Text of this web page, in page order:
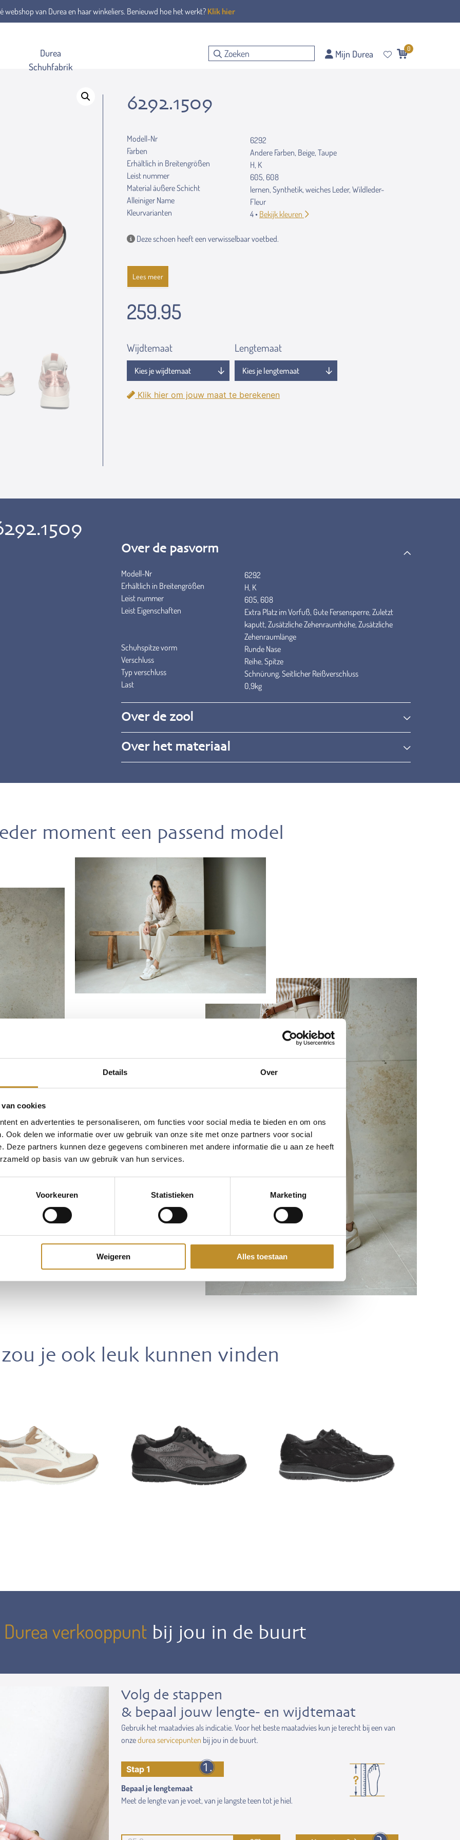
Details Over
cookies
en advertenties te personaliseren, om functies voor social media te bieden en om ons
Ook delen we informatie over uw gebruik van onze site met onze partners voor social
Deze partners kunnen deze gegevens combineren met andere informatie die u aan ze heeft
op basis van uw gebruik van hun services.
Voorkeuren Statistieken Marketing
Weigeren Alles toestaan
webshop van Durea en haar winkeliers. Benieuwd hoe het werkt? Klik hier
Durea
Schuhfabrik
Mijn Durea 0
6292.1509
Modell-Nr
6292
Farben
Andere Farben, Beige, Taupe
Erhältlich in Breitengrößen
H, K
Leist nummer
605, 608
Material äußere Schicht
lernen, Synthetik, weiches Leder, Wildleder-
Alleiniger Name
Fleur
Kleurvarianten
4 • Bekijk kleuren
Deze schoen heeft een verwisselbaar voetbed.
Lees meer
259.95
Wijdtemaat Lengtemaat
Klik hier om jouw maat te berekenen
Over de pasvorm
Modell-Nr
6292
Erhältlich in Breitengrößen
H, K
Leist nummer
605, 608
Leist Eigenschaften
Extra Platz im Vorfuß, Gute Fersensperre, Zuletzt
kaputt, Zusätzliche Zehenraumhöhe, Zusätzliche
Zehenraumlänge
Schuhspitze vorm
Runde Nase
Verschluss
Reihe, Spitze
Typ verschluss
Schnürung, Seitlicher Reißverschluss
Last
0,9kg
Over de zool
Over het materiaal
moment een passend model
je ook leuk kunnen vinden
Durea verkooppunt bij jou in de buurt
Volg de stappen
& bepaal jouw lengte- en wijdtemaat
Gebruik het maatadvies als indicatie. Voor het beste maatadvies kun je terecht bij een van
onzedurea servicepunten bij jou in de buurt.
Stap 1
Bepaal je lengtemaat
Meet de lengte van je voet, van je langste teen tot je hiel.